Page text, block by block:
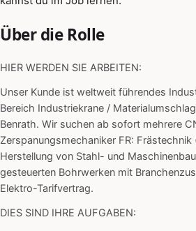
Über die Rolle
HIER WERDEN SIE ARBEITEN:
Unser Kunde ist weltweit führendes
Bereich Industriekrane /
Benrath. Wir suchen ab sofort mehrere
Zerspanungsmechaniker FR:
Herstellung von Stahl- und
gesteuerten Bohrwerken mit
Elektro-Tarifvertrag.
DIES SIND IHRE AUFGABEN: